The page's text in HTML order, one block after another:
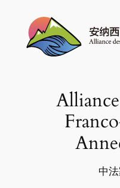
contenu
中